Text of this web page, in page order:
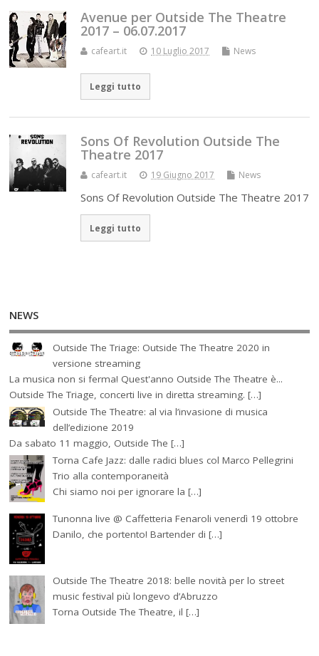
Avenue per Outside The Theatre
2017 – 06.07.2017
cafeart.it 10 Luglio 2017 News
Leggi tutto
Sons Of Revolution Outside The
Theatre 2017
cafeart.it 19 Giugno 2017 News
Sons Of Revolution Outside The Theatre 2017
Leggi tutto
NEWS
Outside The Triage: Outside The Theatre 2020 in
versione streaming
La musica non si ferma! Quest'anno Outside The Theatre è...
Outside The Triage, concerti live in diretta streaming. […]
Outside The Theatre: al via l’invasione di musica
dell’edizione 2019
Da sabato 11 maggio, Outside The […]
Torna Cafe Jazz: dalle radici blues col Marco Pellegrini
Trio alla contemporaneità
Chi siamo noi per ignorare la […]
Tunonna live @ Caffetteria Fenaroli venerdì 19 ottobre
Danilo, che portento! Bartender di […]
Outside The Theatre 2018: belle novità per lo street
music festival più longevo d’Abruzzo
Torna Outside The Theatre, il […]